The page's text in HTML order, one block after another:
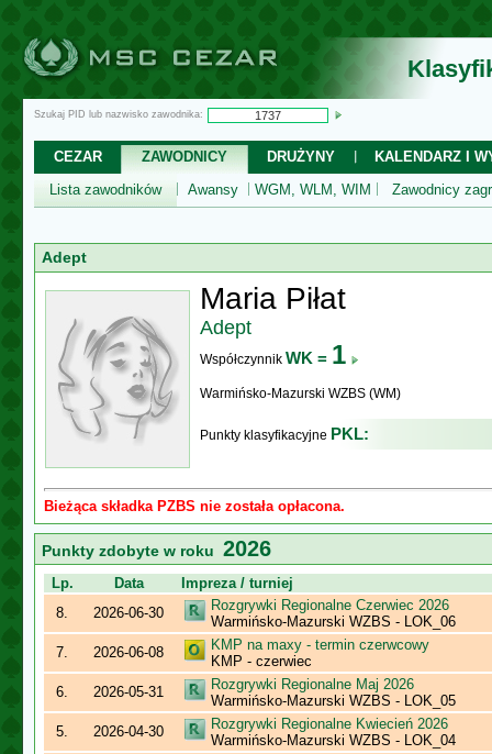
Szukaj PID lub nazwisko zawodnika:
CEZAR ZAWODNICY DRUŻYNY
KALENDARZ I
Lista zawodników
Awansy WGM, WLM, WIM Zawodnicy
Adept
Maria Piłat
Adept
Współczynnik WK = 1
Warmińsko-Mazurski WZBS (WM)
Punkty klasyfikacyjne PKL:
Bieżąca składka PZBS nie została opłacona.
Punkty zdobyte w roku 2026
Lp. Data
Impreza / turniej
8.
2026-06-30
Rozgrywki Regionalne Czerwiec 2026
Warmińsko-Mazurski WZBS - LOK_06
7.
2026-06-08
KMP na maxy - termin czerwcowy
KMP - czerwiec
6.
2026-05-31
Rozgrywki Regionalne Maj 2026
Warmińsko-Mazurski WZBS - LOK_05
5.
2026-04-30
Rozgrywki Regionalne Kwiecień 2026
Warmińsko-Mazurski WZBS - LOK_04